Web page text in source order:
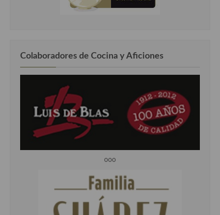
Colaboradores de Cocina y Aficiones
ooo